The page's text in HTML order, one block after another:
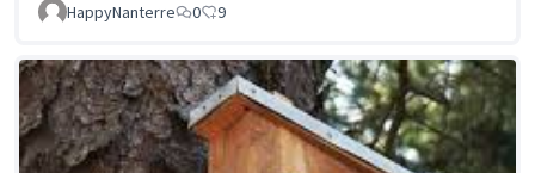
HappyNanterre 0 9